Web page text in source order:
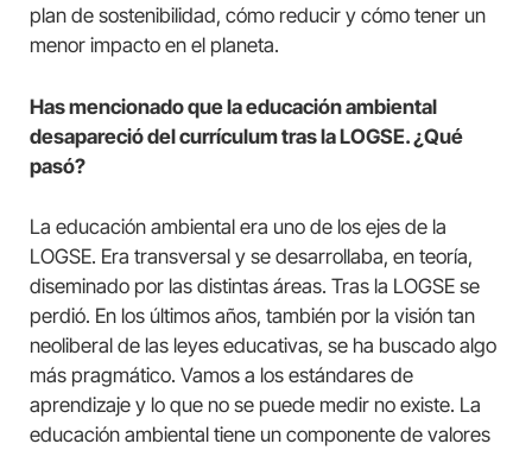
plan de sostenibilidad, cómo reducir y cómo tener un
menor impacto en el planeta.
Has mencionado que la educación ambiental
desapareció del currículum tras la LOGSE. ¿Qué
pasó?
La educación ambiental era uno de los ejes de la
LOGSE. Era transversal y se desarrollaba, en teoría,
diseminado por las distintas áreas. Tras la LOGSE se
perdió. En los últimos años, también por la visión tan
neoliberal de las leyes educativas, se ha buscado algo
más pragmático. Vamos a los estándares de
aprendizaje y lo que no se puede medir no existe. La
educación ambiental tiene un componente de valores